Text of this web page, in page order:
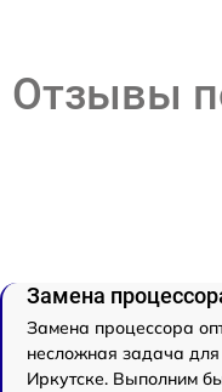
Отзывы
Замена
Замена процессора
несложная задача
Иркутске. Выполним